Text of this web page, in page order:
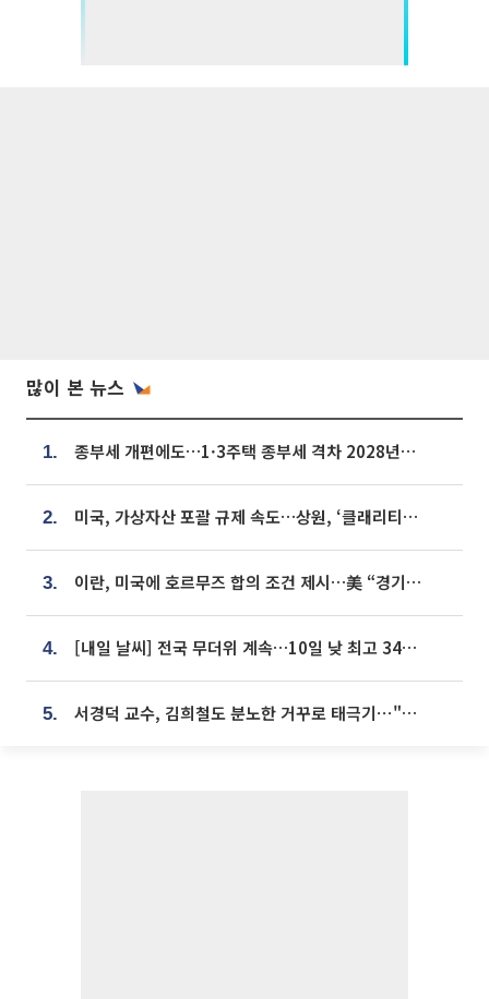
많이 본 뉴스
1. 종부세 개편에도…1·3주택 종부세 격차 2028년부터 확대
2. 미국, 가상자산 포괄 규제 속도…상원, ‘클래리티법’ 9월 절차투표 추진
3. 이란, 미국에 호르무즈 합의 조건 제시…美 “경기 아직 안 끝나” [종합]
4. [내일 날씨] 전국 무더위 계속…10일 낮 최고 34도 육박
5. 서경덕 교수, 김희철도 분노한 거꾸로 태극기⋯"엉터리는 아냐, 아쉬울 뿐"